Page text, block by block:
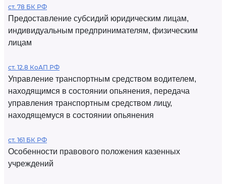
ст. 78 БК РФ
Предоставление субсидий юридическим лицам,
индивидуальным предпринимателям, физическим
лицам
ст. 12.8 КоАП РФ
Управление транспортным средством водителем,
находящимся в состоянии опьянения, передача
управления транспортным средством лицу,
находящемуся в состоянии опьянения
ст. 161 БК РФ
Особенности правового положения казенных
учреждений